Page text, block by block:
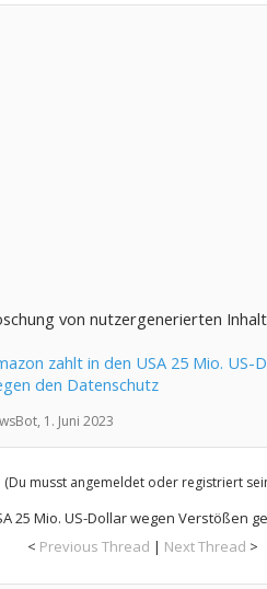
von nutzergenerierten
zahlt in den USA 25 Mio. US-
den Datenschutz
1. Juni 2023
(Du musst angemeldet oder registriert
25 Mio. US-Dollar wegen Verstößen
< Previous Thread | Next Thread >